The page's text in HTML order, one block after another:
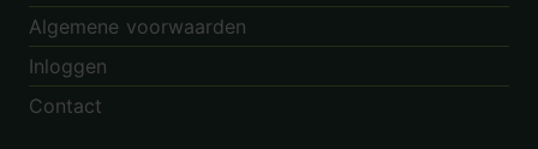
Algemene voorwaarden
Inloggen
Contact